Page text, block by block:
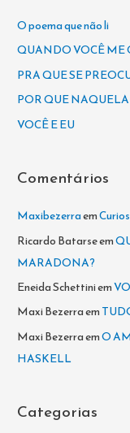
i
s
p
o
:
O poema que não li
QUANDO VOCÊ ME
PRA QUE SE
POR QUE
VOCÊ E EU
Comentários
Maxibezerraem
Ricardo Batarseem
MARADONA?
Eneida Schettiniem
Maxi Bezerraem
Maxi BezerraemO
HASKELL
Categorias